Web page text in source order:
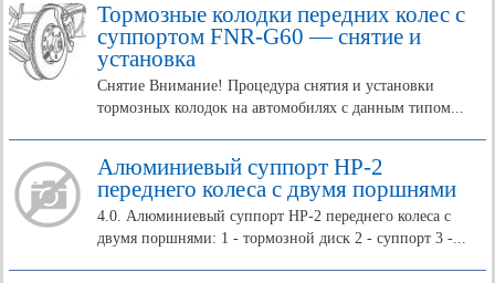
Тормозные колодки передних колес с
суппортом FNR-G60 — снятие и
установка
Снятие Внимание! Процедура снятия и установки
тормозных колодок на автомобилях с данным типом...
Алюминиевый суппорт НР-2
переднего колеса с двумя поршнями
4.0. Алюминиевый суппорт НР-2 переднего колеса с
двумя поршнями: 1 - тормозной диск 2 - суппорт 3 -...